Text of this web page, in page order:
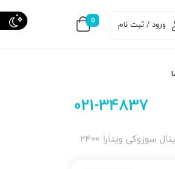
0 ورود / ثبت نام
021-34837
ویتارا 2400